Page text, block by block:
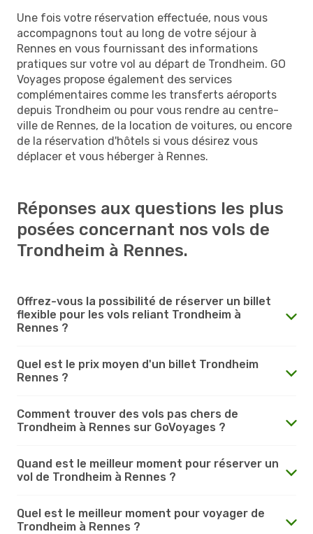
Une fois votre réservation effectuée, nous vous
accompagnons tout au long de votre séjour à
Rennes en vous fournissant des informations
pratiques sur votre vol au départ de Trondheim. GO
Voyages propose également des services
complémentaires comme les transferts aéroports
depuis Trondheim ou pour vous rendre au centre-
ville de Rennes, de la location de voitures, ou encore
de la réservation d'hôtels si vous désirez vous
déplacer et vous héberger à Rennes.
Réponses aux questions les plus
posées concernant nos vols de
Trondheim à Rennes.
Offrez-vous la possibilité de réserver un billet
flexible pour les vols reliant Trondheim à
Rennes ?
Quel est le prix moyen d'un billet Trondheim
Rennes ?
Comment trouver des vols pas chers de
Trondheim à Rennes sur GoVoyages ?
Quand est le meilleur moment pour réserver un
vol de Trondheim à Rennes ?
Quel est le meilleur moment pour voyager de
Trondheim à Rennes ?